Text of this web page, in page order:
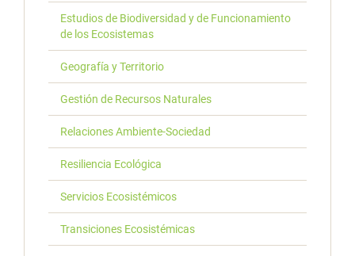
Estudios de Biodiversidad y de Funcionamiento
de los Ecosistemas
Geografía y Territorio
Gestión de Recursos Naturales
Relaciones Ambiente-Sociedad
Resiliencia Ecológica
Servicios Ecosistémicos
Transiciones Ecosistémicas